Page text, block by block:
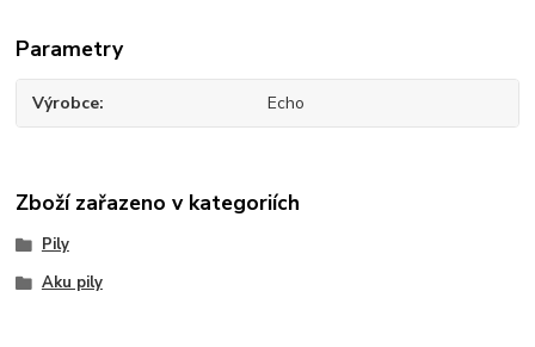
Parametry
Výrobce Echo
Zboží zařazeno v kategoriích
Pily
Aku pily